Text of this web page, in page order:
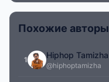
Похожие авторы
1 Hiphop Tamizha
@hiphoptamizha